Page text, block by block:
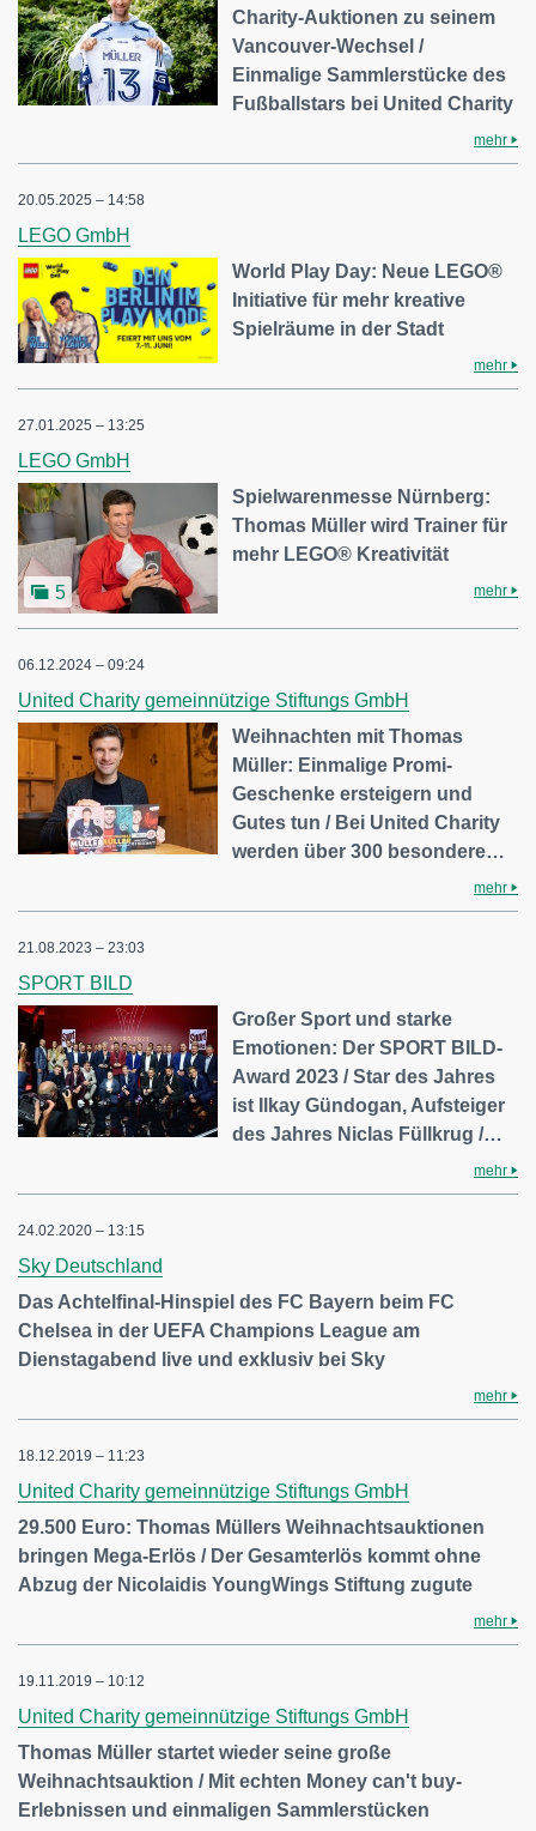
Charity-Auktionen zu seinem
Vancouver-Wechsel /
Einmalige Sammlerstücke des
Fußballstars bei United Charity
mehr
20.05.2025 – 14:58
LEGO GmbH
World Play Day: Neue LEGO®
Initiative für mehr kreative
Spielräume in der Stadt
mehr
27.01.2025 – 13:25
LEGO GmbH
5
Spielwarenmesse Nürnberg:
Thomas Müller wird Trainer für
mehr LEGO® Kreativität
mehr
06.12.2024 – 09:24
United Charity gemeinnützige Stiftungs GmbH
Weihnachten mit Thomas
Müller: Einmalige Promi-
Geschenke ersteigern und
Gutes tun / Bei United Charity
werden über 300 besondere…
mehr
21.08.2023 – 23:03
SPORT BILD
Großer Sport und starke
Emotionen: Der SPORT BILD-
Award 2023 / Star des Jahres
ist Ilkay Gündogan, Aufsteiger
des Jahres Niclas Füllkrug /…
mehr
24.02.2020 – 13:15
Sky Deutschland
Das Achtelfinal-Hinspiel des FC Bayern beim FC
Chelsea in der UEFA Champions League am
Dienstagabend live und exklusiv bei Sky
mehr
18.12.2019 – 11:23
United Charity gemeinnützige Stiftungs GmbH
29.500 Euro: Thomas Müllers Weihnachtsauktionen
bringen Mega-Erlös / Der Gesamterlös kommt ohne
Abzug der Nicolaidis YoungWings Stiftung zugute
mehr
19.11.2019 – 10:12
United Charity gemeinnützige Stiftungs GmbH
Thomas Müller startet wieder seine große
Weihnachtsauktion / Mit echten Money can't buy-
Erlebnissen und einmaligen Sammlerstücken